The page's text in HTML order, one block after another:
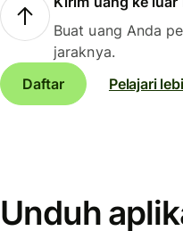
Buat uang Anda
jaraknya.
Daftar
Pelajari
Unduh